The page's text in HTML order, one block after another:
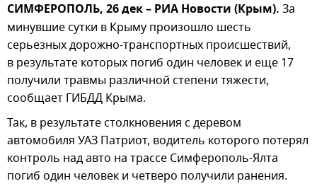
СИМФЕРОПОЛЬ, 26 дек – РИА Новости (Крым). За
минувшие сутки в Крыму произошло шесть
серьезных дорожно-транспортных происшествий,
в результате которых погиб один человек и еще 17
получили травмы различной степени тяжести,
сообщает ГИБДД Крыма.
Так, в результате столкновения с деревом
автомобиля УАЗ Патриот, водитель которого потерял
контроль над авто на трассе Симферополь-Ялта
погиб один человек и четверо получили ранения.